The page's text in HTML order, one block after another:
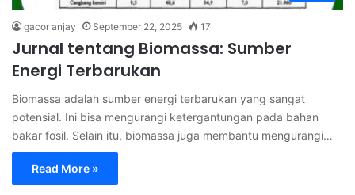
gacor anjay September 22, 2025 17
Jurnal tentang Biomassa: Sumber
Energi Terbarukan
Biomassa adalah sumber energi terbarukan yang sangat
potensial. Ini bisa mengurangi ketergantungan pada bahan
bakar fosil. Selain itu, biomassa juga membantu mengurangi…
Read More »